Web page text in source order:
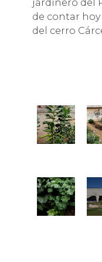
jardinero del
de contar
del cerro